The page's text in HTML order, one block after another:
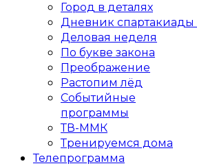
Город в деталях
Дневник
Деловая неделя
По букве закона
Преображение
Растопим лёд
Событийные
программы
ТВ-ММК
Тренируемся дома
Телепрограмма